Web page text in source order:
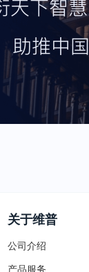
关于维普
公司介绍
产品服务